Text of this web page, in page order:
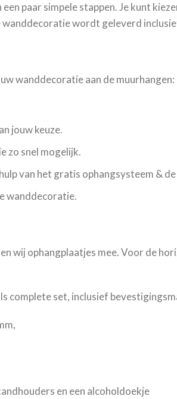
paar simpele stappen. Je kunt
wanddecoratie wordt geleverd
wanddecoratie aan de muurhangen:
jouw keuze.
zo snel mogelijk.
van het gratis ophangsysteem &
wanddecoratie.
wij ophangplaatjes mee. Voor de
complete set, inclusief
en een alcoholdoekje